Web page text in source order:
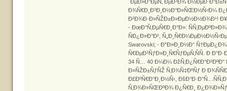
´ÐµÐ»Ð°ÐµÑ‚ ÐµÐ³Ð¾
Ð¾Ñ€Ð¸Ð³Ð¸Ð½Ð°Ð»ÑŒÐ½Ñ‹Ð¼
Ð²Ð¾Ð·Ð»ÑŽÐ±Ð»ÐµÐ½Ð½Ð¾Ð¹!
- ÐœÐ°Ñ‚ÐµÑ€Ð¸Ð°Ð»:
ÑÐ¿Ð»Ð°Ð², Ñ„Ð¸Ñ€Ð¼ÐµÐ½Ð½Ñ‹Ðµ
Swarovski; - Ð”Ð»Ð¸Ð½Ð°
Ñ€ÐµÐ³ÑƒÐ»Ð¸Ñ€ÑƒÐµÑ‚ÑÑ. Ð
34 Ñ… 40 Ð¼Ð¼ ÐžÑ‚Ð¿Ñ€Ð°Ð²ÐºÐ°
Ð»ÑŽÐ±ÑƒÑŽ Ñ‚Ð¾Ñ‡ÐºÑƒ Ð
Ð£ÐºÑ€Ð°Ð¸Ð½Ñ‹,
Ñ‚Ð¾Ð»ÑŒÐºÐ¾ Ð¿Ñ€Ð¸